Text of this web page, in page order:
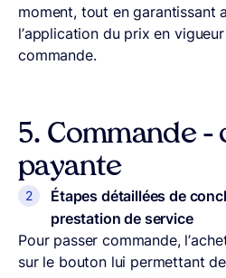
moment, tout en garantissant
l’application du prix en
commande.
5. Commande –
payante
Étapes détaillées de
prestation de service
Pour passer commande,
sur le bouton lui permettant